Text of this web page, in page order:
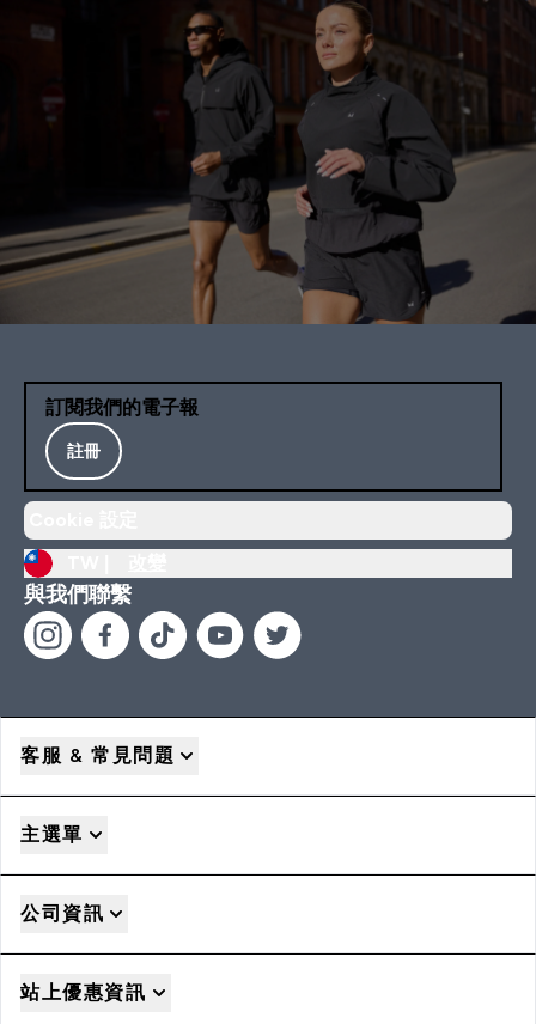
訂閱我們的電子報
註冊
與我們聯繫
客服 & 常見問題
主選單
公司資訊
站上優惠資訊